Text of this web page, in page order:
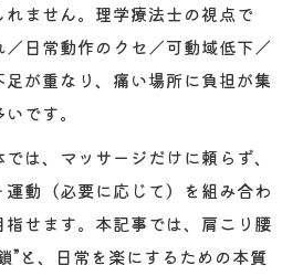
ません。理学療法士の視点で
日常動作のクセ／可動域低下／
が重なり、痛い場所に負担が集
です。
は、マッサージだけに頼らず、
動（必要に応じて）を組み合わ
せます。本記事では、肩こり腰
”と、日常を楽にするための本質